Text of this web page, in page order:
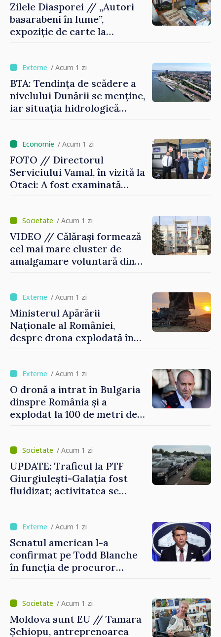
Zilele Diasporei // „Autori
basarabeni în lume”,
expoziție de carte la
/ Acum 1 zi
BTA: Tendința de scădere a
nivelului Dunării se menține,
iar situația hidrologică
/ Acum 1 zi
FOTO // Directorul
Serviciului Vamal, în vizită la
Otaci: A fost examinată
performant/ Acum 1 zi
VIDEO // Călărași formează
cel mai mare cluster de
amalgamare voluntară din
finală
/ Acum 1 zi
Ministerul Apărării
Naționale al României,
despre drona explodată în
vehicul aerian”
/ Acum 1 zi
O dronă a intrat în Bulgaria
dinspre România și a
explodat la 100 de metri de
/ Acum 1 zi
UPDATE: Traficul la PTF
Giurgiulești-Galația fost
fluidizat; activitatea se
/ Acum 1 zi
Senatul american l-a
confirmat pe Todd Blanche
în funcția de procuror
/ Acum 1 zi
Moldova sunt EU // Tamara
Șchiopu, antreprenoarea